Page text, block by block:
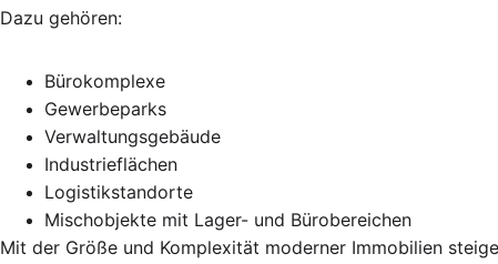
Dazu gehören:
Bürokomplexe
Gewerbeparks
Verwaltungsgebäude
Industrieflächen
Logistikstandorte
Mischobjekte mit Lager- und Bürobereichen
Mit der Größe und Komplexität moderner Immobilien